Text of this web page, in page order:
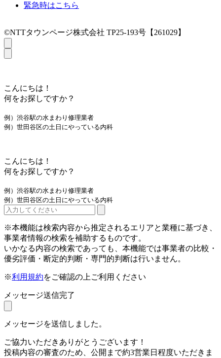
緊急時はこちら
©NTTタウンページ株式会社 TP25-193号【261029】
こんにちは！
何をお探しですか？
例）渋谷駅の水まわり修理業者
例）世田谷区の土日にやっている内科
こんにちは！
何をお探しですか？
例）渋谷駅の水まわり修理業者
例）世田谷区の土日にやっている内科
※本機能は検索内容から推定されるエリアと業種に基づき、
事業者情報の検索を補助するものです。
いかなる内容の検索であっても、本機能では事業者の比較・
優劣評価・断定的判断・専門的判断は行いません。
※利用規約をご確認の上ご利用ください
メッセージ送信完了
メッセージを送信しました。
ご協力いただきありがとうございます！
投稿内容の審査のため、公開まで約3営業日程度いただきま